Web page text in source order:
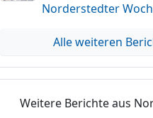
Norderstedter
Alle weiteren
Weitere Berichte aus